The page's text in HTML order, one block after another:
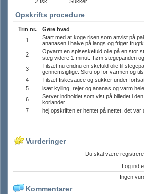
Opskrifts procedure
Trin nr.
Gøre hvad
1
Start med at koge risen som anvist på
ananasen i halve på langs og frigør
2
Opvarm en spiseskefuld olie på en stor
steg videre 1 minut. Tøm stegepanden
3
Tilsæt nu endnu en skefuld olie til
gennemsigtige. Skru op for varmen og
4
Tilsæt fiskesauce og sukker under
5
lsæt kylling, rejer og ananas og varm
6
Server indholdet som vist på billedet i
koriander.
7
hej opskriften er hentet på nettet, det
Vurderinger
Du skal være
Log ind
Ingen
Kommentarer